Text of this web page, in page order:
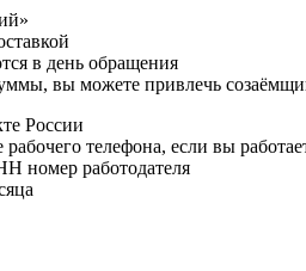
в день обращения
вы можете привлечь
России
телефона, если вы
номер работодателя